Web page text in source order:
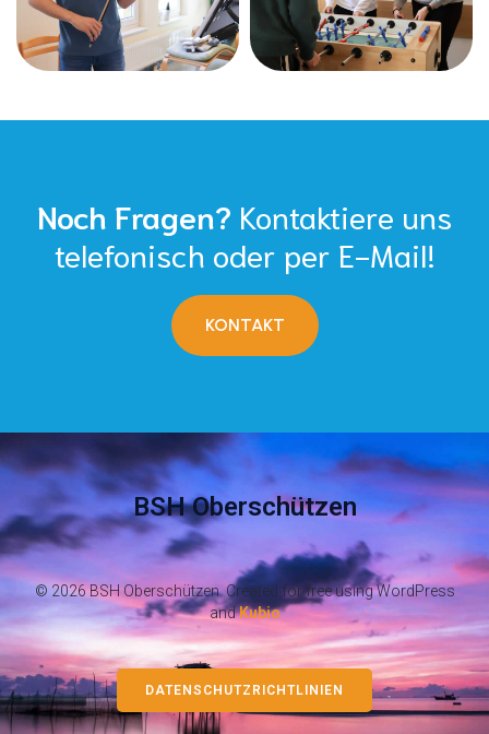
Noch Fragen? Kontaktiere uns
telefonisch oder per E-Mail!
KONTAKT
BSH Oberschützen
© 2026 BSH Oberschützen. Created for free using WordPress
andKubio
DATENSCHUTZRICHTLINIEN